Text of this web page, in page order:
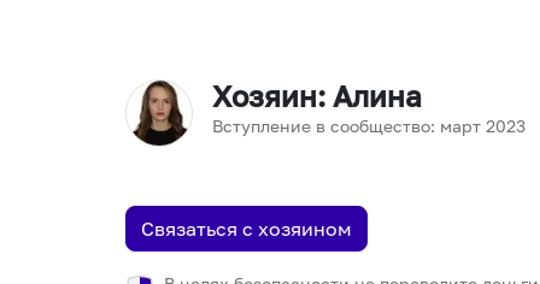
Хозяин: Алина
Вступление в сообщество: март 2023
Связаться с хозяином